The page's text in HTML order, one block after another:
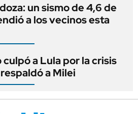
un sismo de 4,6 de
a los vecinos esta
a Lula por la crisis
a Milei